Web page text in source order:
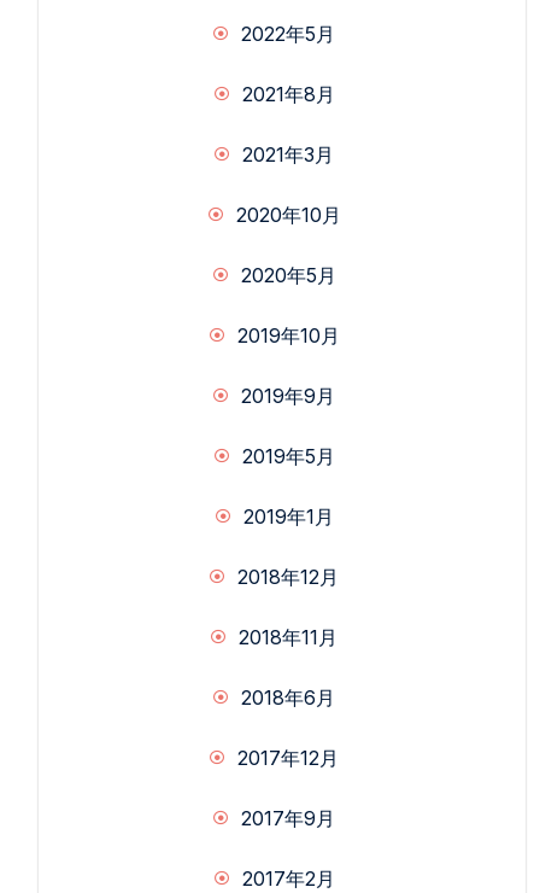
2022年5月
2021年8月
2021年3月
2020年10月
2020年5月
2019年10月
2019年9月
2019年5月
2019年1月
2018年12月
2018年11月
2018年6月
2017年12月
2017年9月
2017年2月